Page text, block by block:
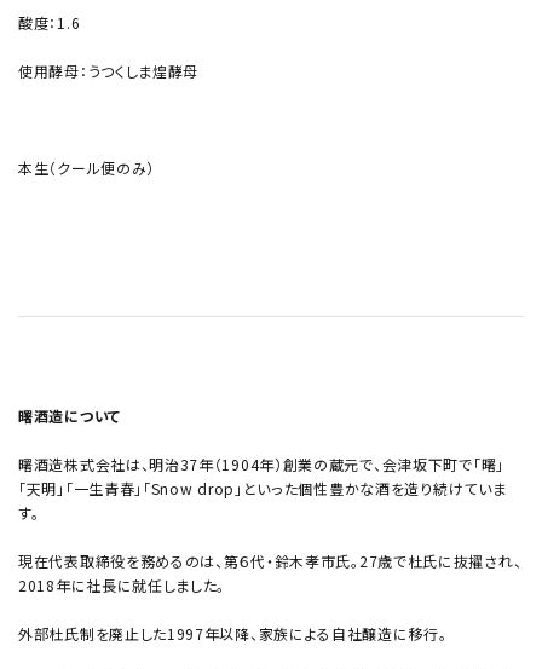
酸度：1.6
使用酵母：うつくしま煌酵母
本生（クール便のみ）
曙酒造について
曙酒造株式会社は、明治37年（1904年）創業の蔵元で、会津坂下町で「曙」
「天明」「一生青春」「Snow drop」といった個性豊かな酒を造り続けていま
す。
現在代表取締役を務めるのは、第６代・鈴木孝市氏。27歳で杜氏に抜擢され、
2018年に社長に就任しました。
外部杜氏制を廃止した1997年以降、家族による自社醸造に移行。